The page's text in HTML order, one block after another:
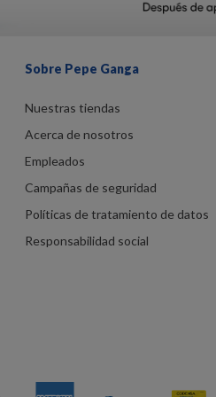
Sobre Pepe Ganga
Nuestras tiendas
Acerca de nosotros
Empleados
Campañas de seguridad
Políticas de tratamiento de datos
Responsabilidad social